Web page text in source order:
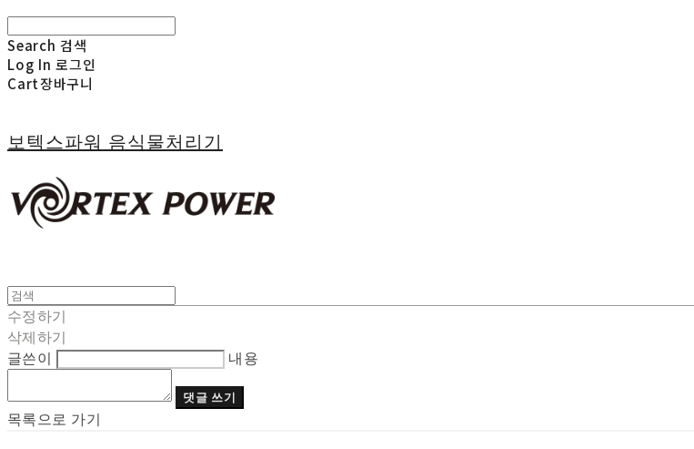
Search 검색
Log In 로그인
Cart장바구니
보텍스파워 음식물처리기
수정하기
삭제하기
글쓴이
내용
댓글 쓰기
목록으로 가기